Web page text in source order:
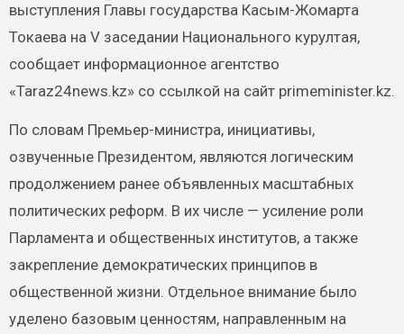
выступления Главы государства Касым-Жомарта
Токаева на V заседании Национального курултая,
сообщает информационное агентство
«Taraz24news.kz» со ссылкой на сайт primeminister.kz.
По словам Премьер-министра, инициативы,
озвученные Президентом, являются логическим
продолжением ранее объявленных масштабных
политических реформ. В их числе — усиление роли
Парламента и общественных институтов, а также
закрепление демократических принципов в
общественной жизни. Отдельное внимание было
уделено базовым ценностям, направленным на